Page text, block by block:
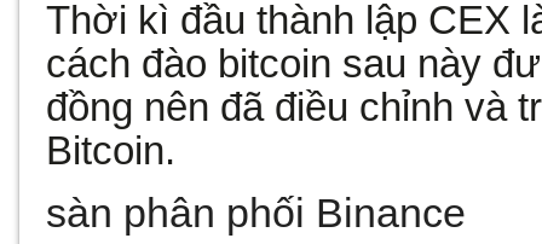
Thời kì đầu thành lập CEX
cách đào bitcoin sau này
đồng nên đã điều chỉnh và
Bitcoin.
sàn phân phối Binance